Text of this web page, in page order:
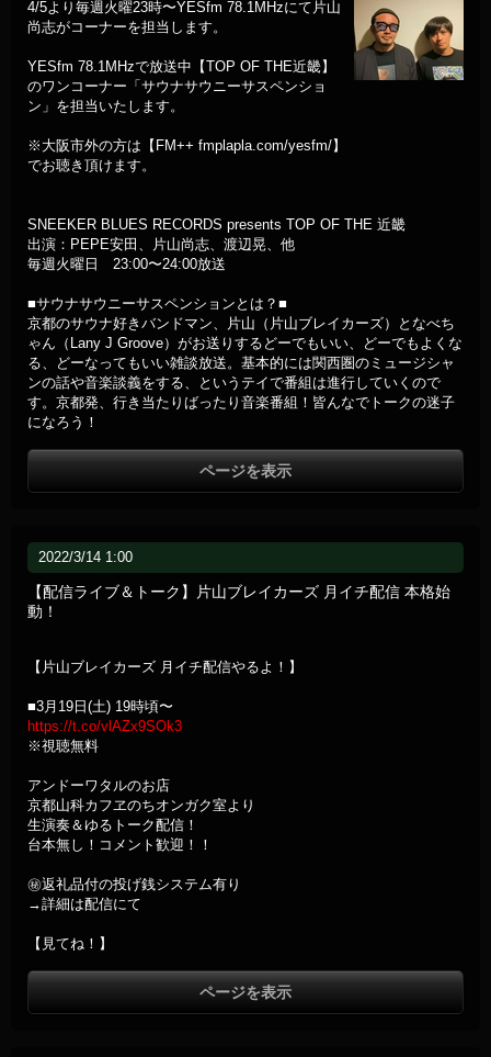
4/5より毎週火曜23時〜YESfm 78.1MHzにて片山
尚志がコーナーを担当します。
YESfm 78.1MHzで放送中【TOP OF THE近畿】
のワンコーナー「サウナサウニーサスペンショ
ン」を担当いたします。
※大阪市外の方は【FM++ fmplapla.com/yesfm/】
でお聴き頂けます。
SNEEKER BLUES RECORDS presents TOP OF THE 近畿
出演：PEPE安田、片山尚志、渡辺晃、他
毎週火曜日 23:00〜24:00放送
■サウナサウニーサスペンションとは？■
京都のサウナ好きバンドマン、片山（片山ブレイカーズ）となべち
ゃん（Lany J Groove）がお送りするどーでもいい、どーでもよくな
る、どーなってもいい雑談放送。基本的には関西圏のミュージシャ
ンの話や音楽談義をする、というテイで番組は進行していくので
す。京都発、行き当たりばったり音楽番組！皆んなでトークの迷子
になろう！
ページを表示
2022/3/14 1:00
【配信ライブ＆トーク】片山ブレイカーズ 月イチ配信 本格始
動！
【片山ブレイカーズ 月イチ配信やるよ！】
■3月19日(土) 19時頃〜
https://t.co/vlAZx9SOk3
※視聴無料
アンドーワタルのお店
京都山科カフヱのちオンガク室より
生演奏＆ゆるトーク配信！
台本無し！コメント歓迎！！
㊙返礼品付の投げ銭システム有り
→詳細は配信にて
【見てね！】
ページを表示